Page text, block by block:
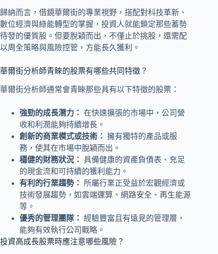
歸納而言，借鏡華爾街的專業視野，搭配對科技革新、
數位經濟與綠能轉型的掌握，投資人就能鎖定那些蓄勢
待發的優質股。但要脫穎而出，不僅止於挑股，還需配
以周全策略與風險控管，方能長久獲利。
華爾街分析師青睞的股票有哪些共同特徵？
華爾街分析師通常會青睞那些具有以下特徵的股票：
強勁的成長潛力： 在快速擴張的市場中，公司營
收和利潤能夠持續增長。
創新的商業模式或技術： 擁有獨特的產品或服
務，使其在市場中脫穎而出。
穩健的財務狀況： 具備健康的資產負債表、充足
的現金流和可持續的獲利能力。
有利的行業趨勢：
所屬行業正受益於宏觀經濟或
技術發展趨勢，如雲端運算、網路安全、再生能源
等。
優秀的管理團隊： 經驗豐富且有遠見的管理層，
能夠有效執行公司戰略。
投資高成長股票時應注意哪些風險？